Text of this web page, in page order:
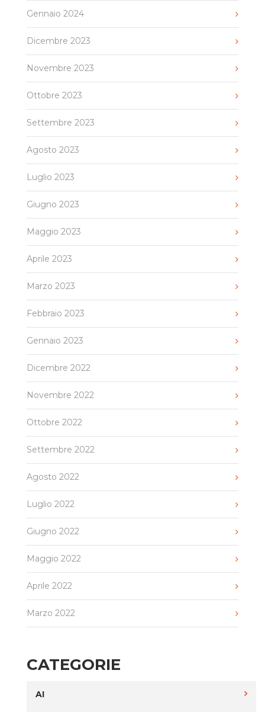
Gennaio 2024
Dicembre 2023
Novembre 2023
Ottobre 2023
Settembre 2023
Agosto 2023
Luglio 2023
Giugno 2023
Maggio 2023
Aprile 2023
Marzo 2023
Febbraio 2023
Gennaio 2023
Dicembre 2022
Novembre 2022
Ottobre 2022
Settembre 2022
Agosto 2022
Luglio 2022
Giugno 2022
Maggio 2022
Aprile 2022
Marzo 2022
CATEGORIE
AI